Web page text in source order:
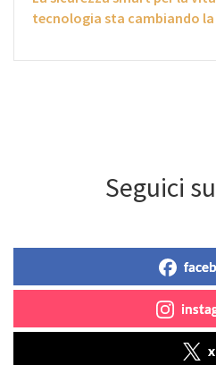
tecnologia sta cambiando
Seguici
x